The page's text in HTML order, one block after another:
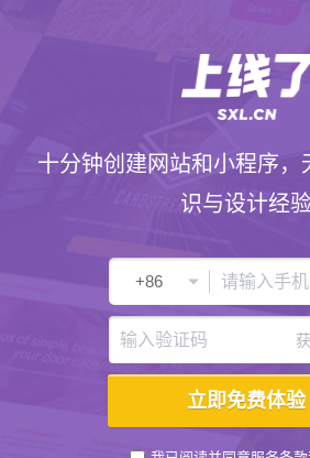
十分钟创建网站和小程序，
识与设计经